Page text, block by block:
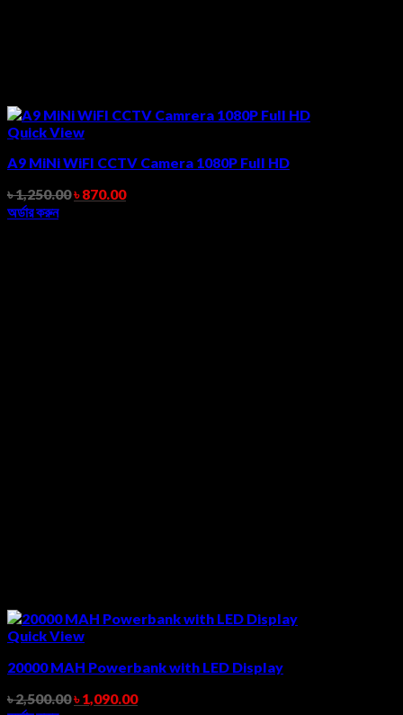
Quick View
A9 MiNi WiFI CCTV Camera 1080P Full HD
৳1,250.00৳870.00
অর্ডার করুন
Quick View
20000 MAH Powerbank with LED Display
৳2,500.00৳1,090.00